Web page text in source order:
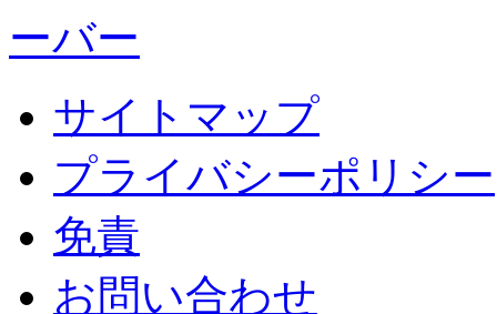
サイトマップ
プライバシーポリシー
免責
お問い合わせ